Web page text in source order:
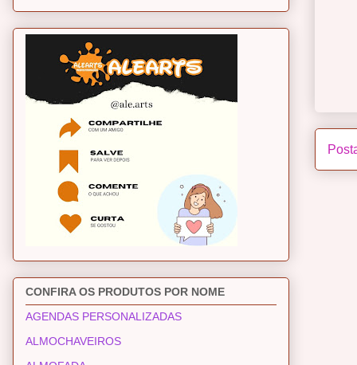
CONFIRA OS PRODUTOS POR NOME
AGENDAS PERSONALIZADAS
ALMOCHAVEIROS